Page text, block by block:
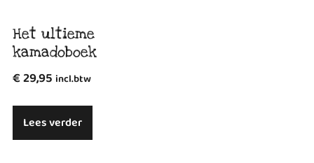
Het ultieme
kamadoboek
€29,95 incl.btw
Lees verder